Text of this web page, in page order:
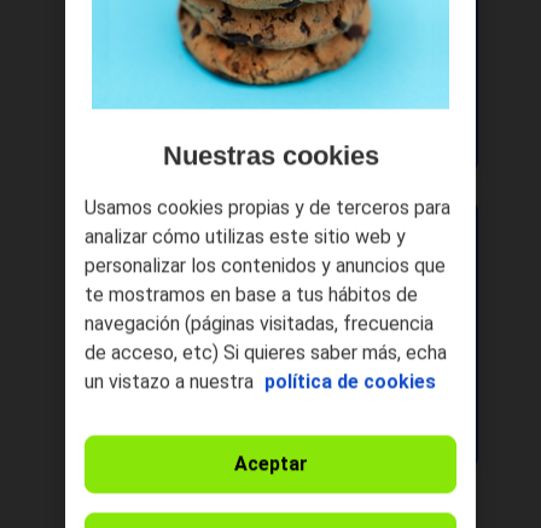
/
Comprar
Ilimitados
Llamadas nacionales
internacionales (71 destinos)
Bono 200 GB
20€
/28 días
Comprar
200GB
Ilimitados
Llamadas nacionales
1000 min
internacionales (71 destinos)
Nuestras cookies
Usamos cookies propias y de terceros para
analizar cómo utilizas este sitio web y
personalizar los contenidos y anuncios que
te mostramos en base a tus hábitos de
navegación (páginas visitadas, frecuencia
de acceso, etc) Si quieres saber más, echa
un vistazo a nuestra política de cookies
Aceptar